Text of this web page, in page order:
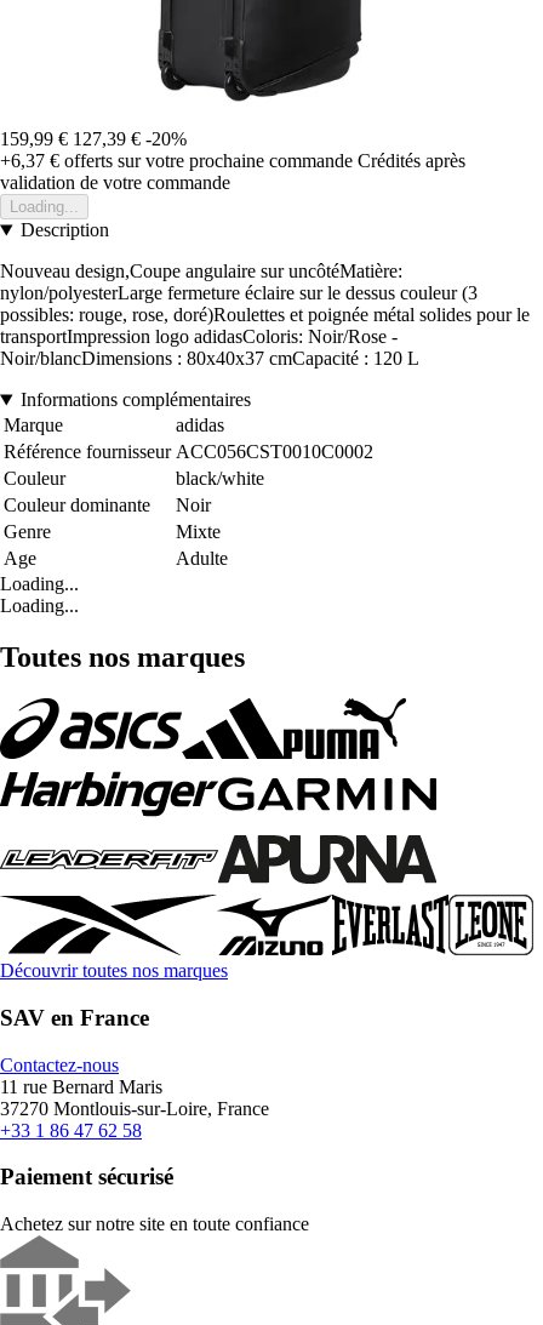
159,99 € 127,39 € -20%
+6,37 € offerts sur votre prochaine commande Crédités après
validation de votre commande
Loading...
Description
Nouveau design,Coupe angulaire sur uncôtéMatière:
nylon/polyesterLarge fermeture éclaire sur le dessus couleur (3
possibles: rouge, rose, doré)Roulettes et poignée métal solides pour le
transportImpression logo adidasColoris: Noir/Rose -
Noir/blancDimensions : 80x40x37 cmCapacité : 120 L
Informations complémentaires
Marque
adidas
Référence fournisseur ACC056CST0010C0002
Couleur
black/white
Couleur dominante
Noir
Genre
Mixte
Age
Adulte
Loading...
Loading...
Toutes nos marques
Découvrir toutes nos marques
SAV en France
Contactez-nous
11 rue Bernard Maris
37270 Montlouis-sur-Loire, France
+33 1 86 47 62 58
Paiement sécurisé
Achetez sur notre site en toute confiance